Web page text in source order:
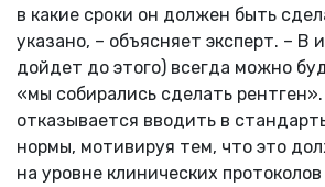
в какие сроки он должен быть
указано, – объясняет эксперт. – В
дойдет до этого) всегда можно
«мы собирались сделать
отказывается вводить в
нормы, мотивируя тем, что это
на уровне клинических